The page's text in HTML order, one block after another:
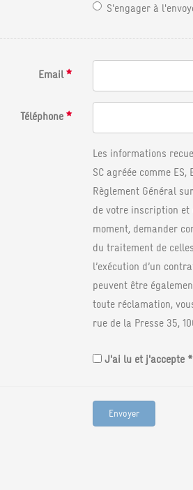
S'engager à
Email
Téléphone
Les informations
SC agréée comme
Règlement Général
de votre inscription et
moment, demander
du traitement de
l’exécution d’un
peuvent être
toute réclamation,
rue de la Presse 35,
J'ai lu et j'accepte *
Envoyer